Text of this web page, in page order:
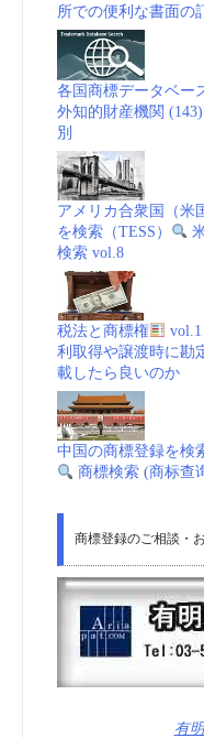
所での便利な書面の
各国商標データベー
外知的財産機関
別
アメリカ合衆国（米
を検索（TESS）
検索 vol.8
税法と商標権
利取得や譲渡時に勘
載したら良いのか
中国の商標登録を検
商標検索 (商标查
商標登録のご相談・
有